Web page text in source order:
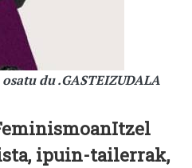
du .GASTEIZUDALA
ipuin-tailerrak,